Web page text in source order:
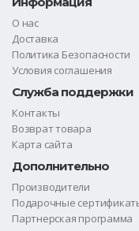
О нас
Доставка
Политика Безопасности
Условия соглашения
Служба поддержки
Контакты
Возврат товара
Карта сайта
Дополнительно
Производители
Подарочные
Партнерская программа